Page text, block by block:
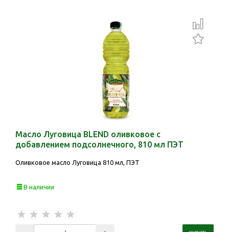
Масло Луговица BLEND оливковое с
добавлением подсолнечного, 810 мл ПЭТ
Оливковое масло Луговица 810 мл, ПЭТ
В наличии